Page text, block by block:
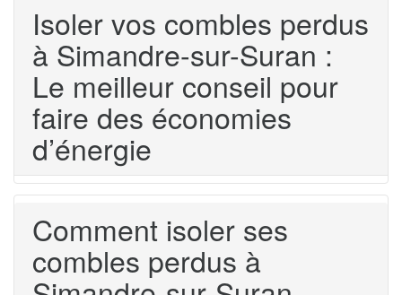
Isoler vos combles perdus
à Simandre-sur-Suran :
Le meilleur conseil pour
faire des économies
d’énergie
Comment isoler ses
combles perdus à